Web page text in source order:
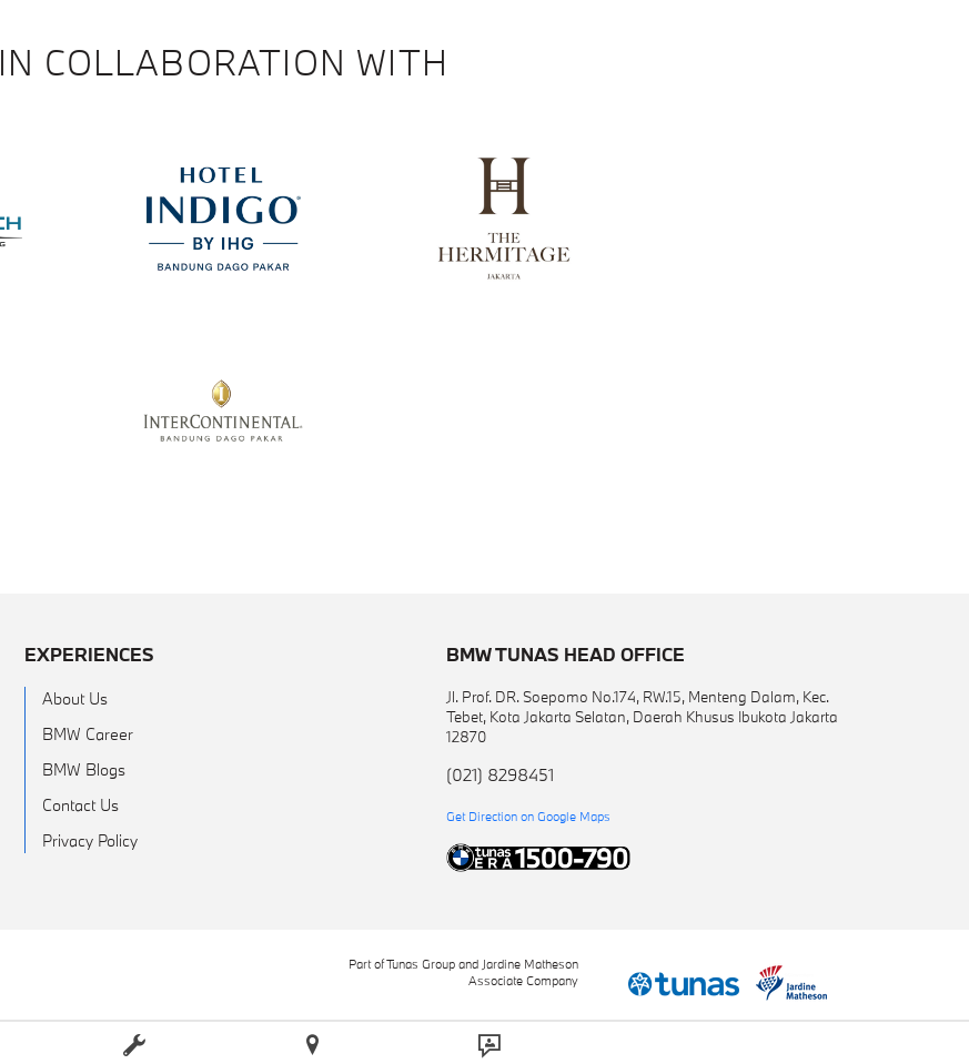
IN COLLABORATION WITH
EXPERIENCES
About Us
BMW Career
BMW Blogs
Contact Us
Privacy Policy
BMW TUNAS HEAD OFFICE
Jl. Prof. DR. Soepomo No.174, RW.15, Menteng Dalam, Kec.
Tebet, Kota Jakarta Selatan, Daerah Khusus Ibukota Jakarta
12870
(021) 8298451
Get Direction on Google Maps
Part of Tunas Group and Jardine Matheson
Associate Company